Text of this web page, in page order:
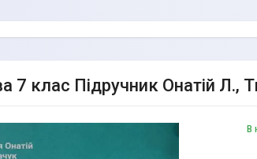
7 клас Підручник Онатій Л.,
В